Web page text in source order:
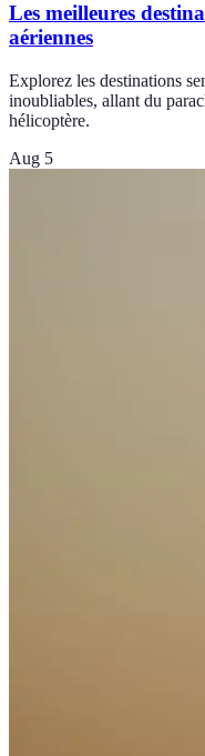
Les meilleures
aériennes
Explorez les destinations
inoubliables, allant du
hélicoptère.
Aug 5